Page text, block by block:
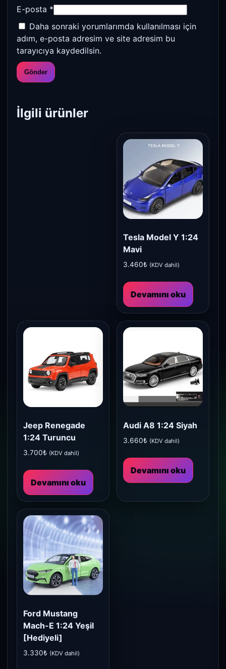
E-posta *
Daha sonraki yorumlarımda kullanılması için
adım, e-posta adresim ve site adresim bu
tarayıcıya kaydedilsin.
İlgili ürünler
Tesla Model Y 1:24
Mavi
3.460₺ (KDV dahil)
Devamını oku
Jeep Renegade
1:24 Turuncu
3.700₺ (KDV dahil)
Devamını oku
Audi A8 1:24 Siyah
3.660₺ (KDV dahil)
Devamını oku
Ford Mustang
Mach-E 1:24 Yeşil
[Hediyeli]
3.330₺ (KDV dahil)